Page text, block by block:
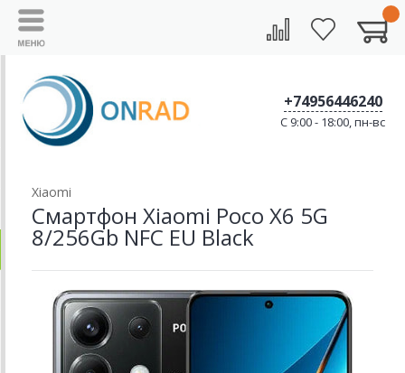
+74956446240
C 9:00 - 18:00, пн-вс
Xiaomi
Смартфон Xiaomi Poco X6 5G
8/256Gb NFC EU Black